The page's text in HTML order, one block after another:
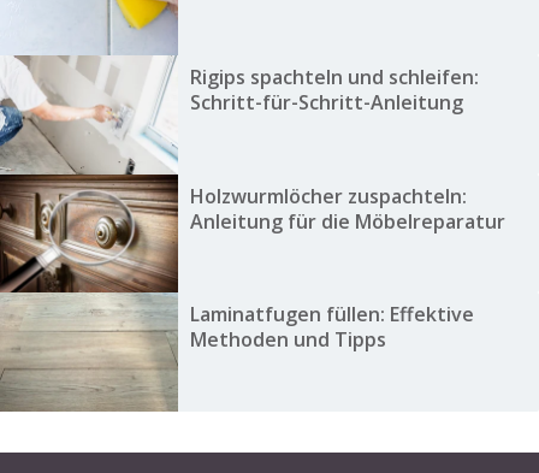
Rigips spachteln und schleifen:
Schritt-für-Schritt-Anleitung
Holzwurmlöcher zuspachteln:
Anleitung für die Möbelreparatur
Laminatfugen füllen: Effektive
Methoden und Tipps